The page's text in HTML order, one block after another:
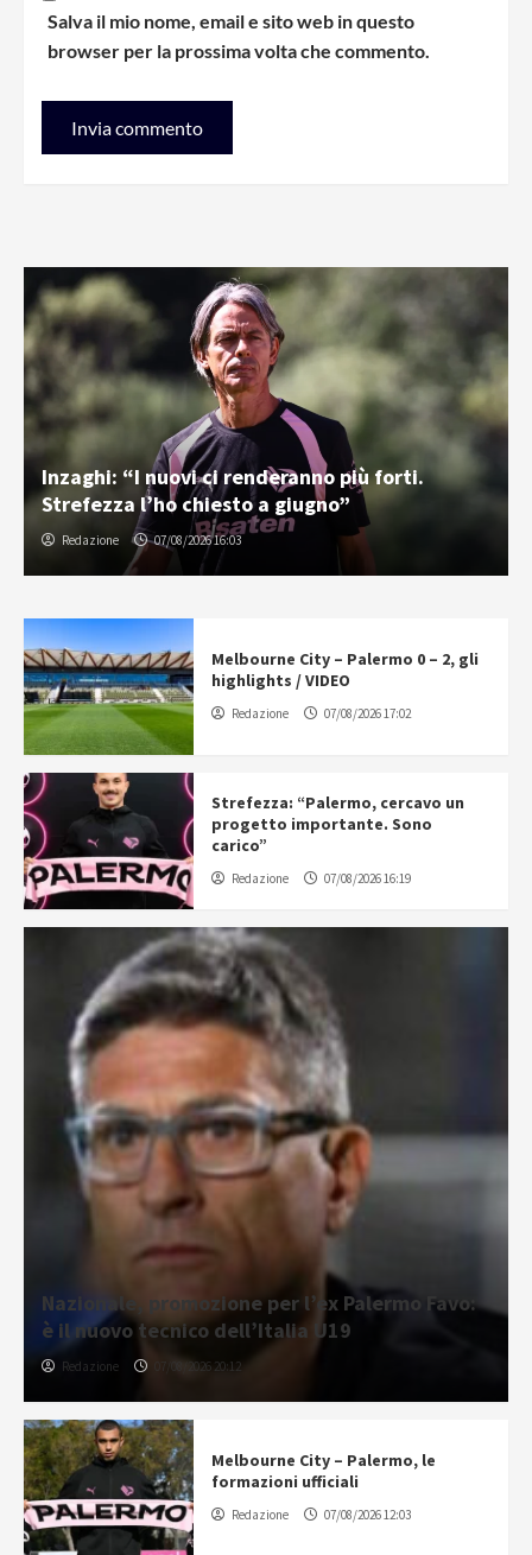
Salva il mio nome, email e sito web in questo
browser per la prossima volta che commento.
Inzaghi: “I nuovi ci renderanno più forti.
Strefezza l’ho chiesto a giugno”
Redazione 07/08/2026 16:03
Melbourne City – Palermo 0 – 2, gli
highlights / VIDEO
Redazione 07/08/2026 17:02
Strefezza: “Palermo, cercavo un
progetto importante. Sono
carico”
Redazione 07/08/2026 16:19
Nazionale, promozione per l’ex Palermo Favo:
è il nuovo tecnico dell’Italia U19
Redazione 07/08/2026 20:12
Melbourne City – Palermo, le
formazioni ufficiali
Redazione 07/08/2026 12:03